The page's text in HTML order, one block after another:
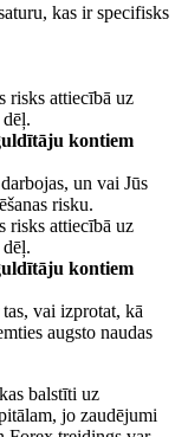
kas ir specifisks
risks attiecībā uz
kontiem
un vai Jūs
risku.
risks attiecībā uz
kontiem
vai izprotat, kā
augsto naudas
balstīti uz
jo zaudējumi